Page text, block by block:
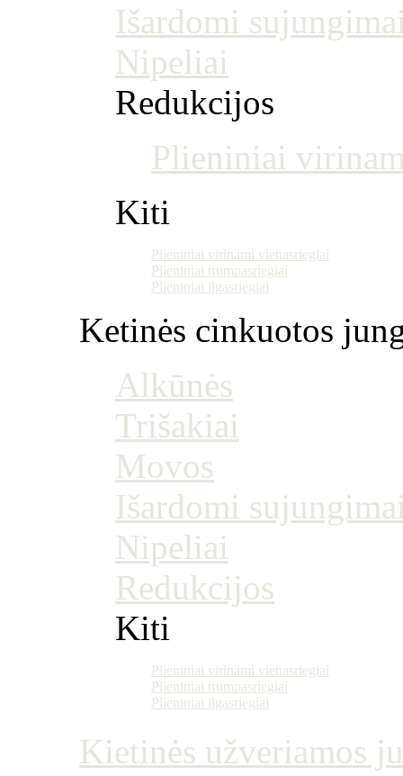
Išardomi
Nipeliai
Redukcijos
Plieniniai
Kiti
Plieniniai virinami vienasriegiai
Plieniniai trumpasriegiai
Plieniniai ilgasriegiai
Ketinės cinkuotos
Alkūnės
Trišakiai
Movos
Išardomi
Nipeliai
Redukcijos
Kiti
Plieniniai virinami vienasriegiai
Plieniniai trumpasriegiai
Plieniniai ilgasriegiai
Kietinės